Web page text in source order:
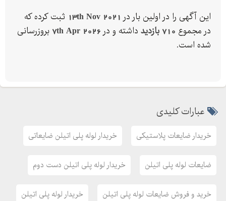
این آگهی را در اولین بار در 13th Nov 2021 ثبت کرده که
در مجموع 710 بازدید داشته و در 7th Apr 2026 بروزرسانی
شده است.
عبارات کلیدی
خریدار ضایعات پلاستیکی خریدار لوله پلی اتیلن ضایعاتی
ضایعات لوله پلی اتیلن خریدار لوله پلی اتیلن دست دوم
خرید و فروش ضایعات لوله پلی اتیلن خریدار لوله پلی اتیلن